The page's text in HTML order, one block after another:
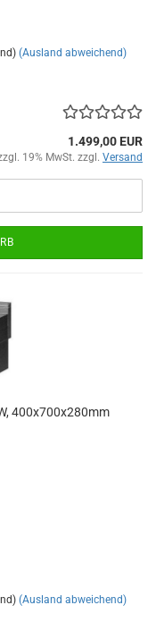
(Ausland abweichend)
1.499,00 EUR
19% MwSt. zzgl. Versand
400x700x280mm
(Ausland abweichend)